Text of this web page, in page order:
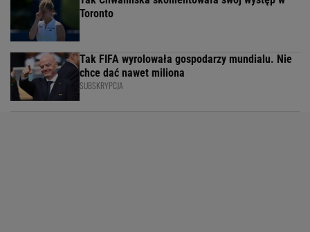
Toronto
Tak FIFA wyrolowała gospodarzy mundialu. Nie
chce dać nawet miliona
SUBSKRYPCJA